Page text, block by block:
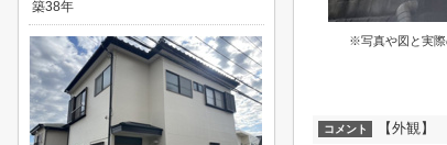
※写真や図と実際
コメント 【外観】
築38年